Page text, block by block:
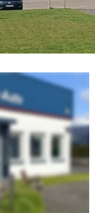
und doch Marken-
VW-Technik.
und
über
Wenn